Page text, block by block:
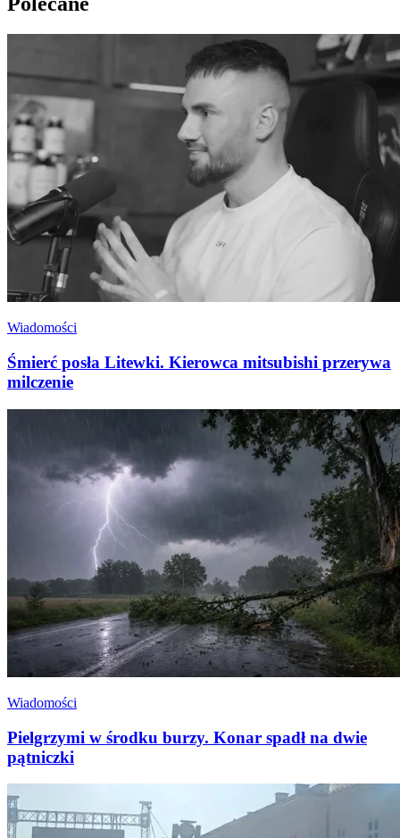
Wiadomości
Śmierć posła Litewki. Kierowca mitsubishi przerywa
milczenie
Wiadomości
Pielgrzymi w środku burzy. Konar spadł na dwie
pątniczki